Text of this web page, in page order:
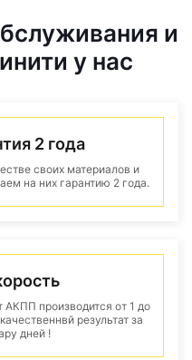
и
у нас
2 года
своих материалов и
на них гарантию 2 года.
АКПП производится от 1 до
результат за
дней !